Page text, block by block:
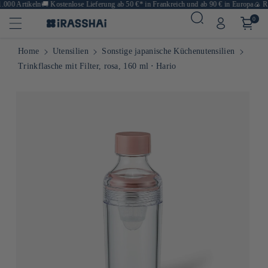
Artikeln🚚Kostenlose Lieferung ab 50 €* in Frankreich und ab 90 € in Europa🍙
0
Home Utensilien
Sonstige japanische Küchenutensilien
Trinkflasche mit Filter, rosa, 160 ml ⋅ Hario